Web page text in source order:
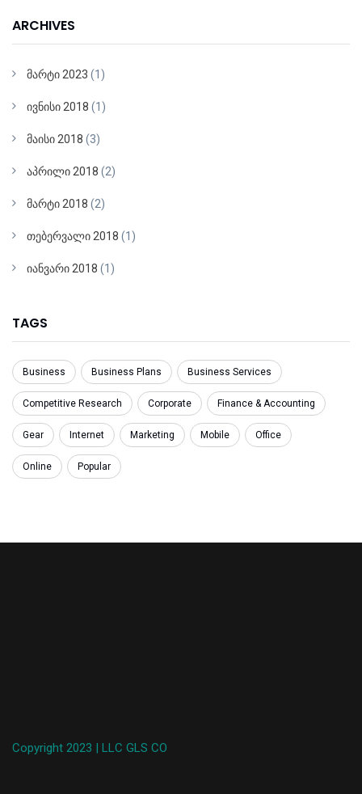
ARCHIVES
მარტი 2023 (1)
ივნისი 2018 (1)
მაისი 2018 (3)
აპრილი 2018 (2)
მარტი 2018 (2)
თებერვალი 2018 (1)
იანვარი 2018 (1)
TAGS
Business Business Plans Business Services
Competitive Research Corporate Finance & Accounting
Gear Internet Marketing Mobile Office
Online Popular
Copyright 2023 | LLC GLS CO